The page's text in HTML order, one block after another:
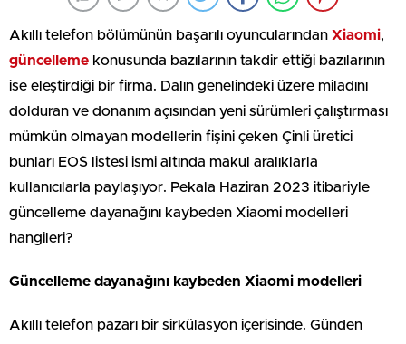
Akıllı telefon bölümünün başarılı oyuncularından Xiaomi,
güncelleme konusunda bazılarının takdir ettiği bazılarının
ise eleştirdiği bir firma. Dalın genelindeki üzere miladını
dolduran ve donanım açısından yeni sürümleri çalıştırması
mümkün olmayan modellerin fişini çeken Çinli üretici
bunları EOS listesi ismi altında makul aralıklarla
kullanıcılarla paylaşıyor. Pekala Haziran 2023 itibariyle
güncelleme dayanağını kaybeden Xiaomi modelleri
hangileri?
Güncelleme dayanağını kaybeden Xiaomi modelleri
Akıllı telefon pazarı bir sirkülasyon içerisinde. Günden